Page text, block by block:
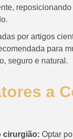
por artigos
para
seguro e natural.
a
cirurgião: Optar